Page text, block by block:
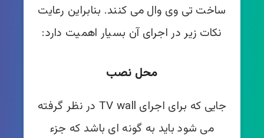
ساخت تی وی وال می کنند. بنابراین رعایت
نکات زیر در اجرای آن بسیار اهمیت دارد:
محل نصب
جایی که برای اجرای TV wall در نظر گرفته
می شود باید به گونه ای باشد که جزء